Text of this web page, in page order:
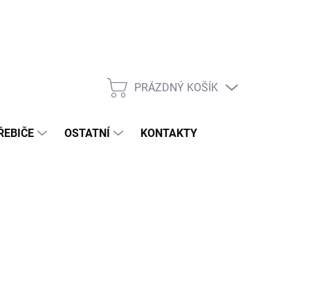
NÁKUPNÍ
PRÁZDNÝ KOŠÍK
OSTATNÍ KONTAKTY